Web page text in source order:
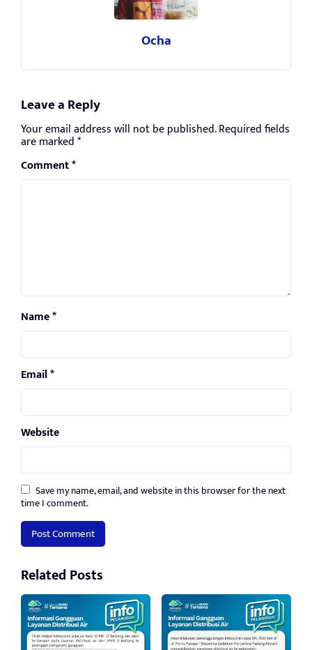
Ocha
Leave a Reply
Your email address will not be published.Required fields
are marked*
Comment*
Name*
Email*
Website
Save my name, email, and website in this browser for the next
time I comment.
Related Posts